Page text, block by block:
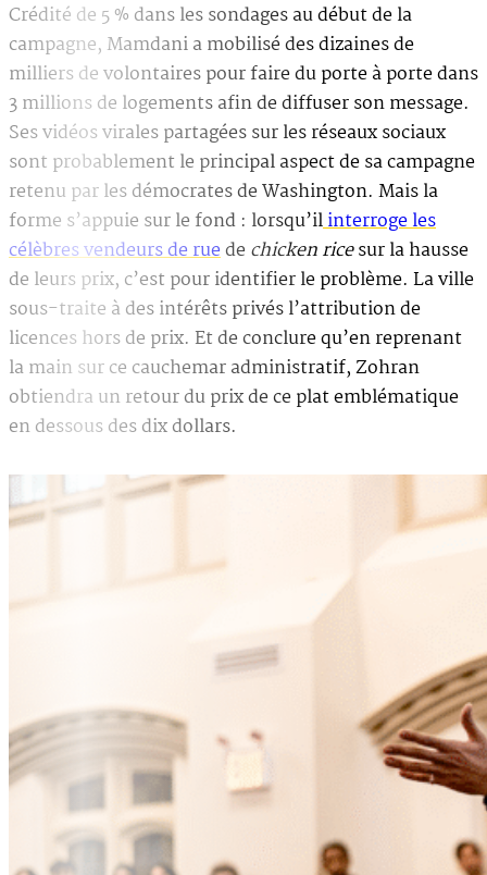
Crédité de 5 % dans les sondages au début de la
campagne, Mamdani a mobilisé des dizaines de
milliers de volontaires pour faire du porte à porte dans
3 millions de logements afin de diffuser son message.
Ses vidéos virales partagées sur les réseaux sociaux
sont probablement le principal aspect de sa campagne
retenu par les démocrates de Washington. Mais la
forme s’appuie sur le fond : lorsqu’ilinterroge les
célèbres vendeurs de ruede chicken ricesur la hausse
de leurs prix, c’est pour identifier le problème. La ville
sous-traite à des intérêts privés l’attribution de
licences hors de prix. Et de conclure qu’en reprenant
la main sur ce cauchemar administratif, Zohran
obtiendra un retour du prix de ce plat emblématique
en dessous des dix dollars.